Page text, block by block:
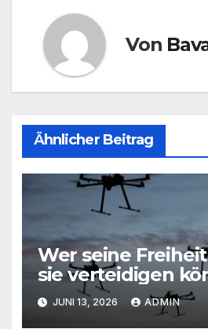
Von
Ähnlicher Beitrag
Wer seine
sie verteidigen
JUNI 13, 2026 ADMIN